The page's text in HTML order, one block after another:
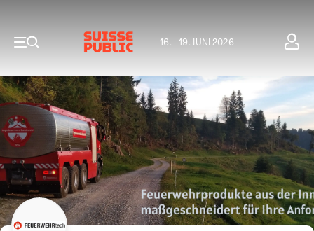
16. - 19. JUNI 2026